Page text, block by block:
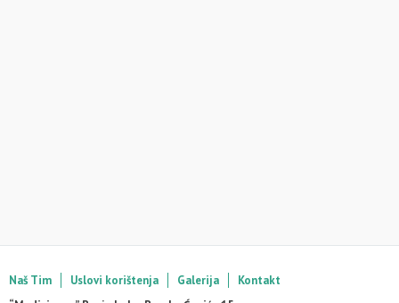
Naš Tim Uslovi korištenja Galerija
Kontakt